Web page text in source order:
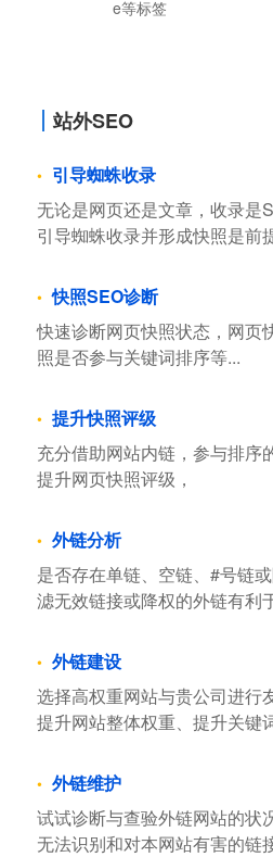
e等标签
站外SEO
引导蜘蛛收录
无论是网页还是文章，收录是
引导蜘蛛收录并形成快照是前
快照SEO诊断
快速诊断网页快照状态，网页
照是否参与关键词排序等...
提升快照评级
充分借助网站内链，参与排序
提升网页快照评级，
外链分析
是否存在单链、空链、#号链
滤无效链接或降权的外链有利
外链建设
选择高权重网站与贵公司进行
提升网站整体权重、提升关键
外链维护
试试诊断与查验外链网站的状
无法识别和对本网站有害的链